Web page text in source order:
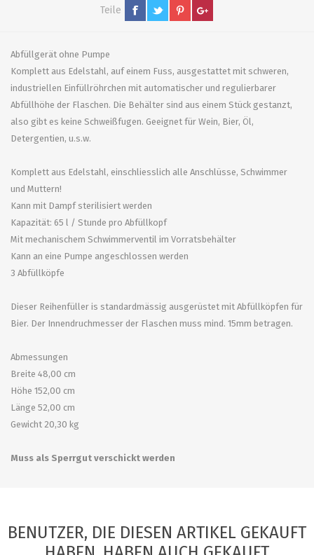
Teile
Abfüllgerät ohne Pumpe
Komplett aus Edelstahl, auf einem Fuss, ausgestattet mit schweren,
industriellen Einfüllröhrchen mit automatischer und regulierbarer
Abfüllhöhe der Flaschen. Die Behälter sind aus einem Stück gestanzt,
also gibt es keine Schweißfugen. Geeignet für Wein, Bier, Öl,
Detergentien, u.s.w.
Komplett aus Edelstahl, einschliesslich alle Anschlüsse, Schwimmer
und Muttern!
Kann mit Dampf sterilisiert werden
Kapazität: 65 l / Stunde pro Abfüllkopf
Mit mechanischem Schwimmerventil im Vorratsbehälter
Kann an eine Pumpe angeschlossen werden
3 Abfüllköpfe
Dieser Reihenfüller is standardmässig ausgerüstet mit Abfüllköpfen für
Bier. Der Innendruchmesser der Flaschen muss mind. 15mm betragen.
Abmessungen
Breite 48,00 cm
Höhe 152,00 cm
Länge 52,00 cm
Gewicht 20,30 kg
Muss als Sperrgut verschickt werden
BENUTZER, DIE DIESEN ARTIKEL GEKAUFT